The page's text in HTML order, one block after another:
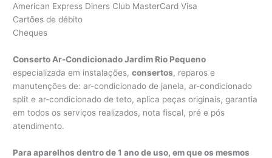
American Express Diners Club MasterCard Visa
Cartões de débito
Cheques
Conserto Ar-Condicionado Jardim Rio Pequeno
especializada em instalações,consertos, reparos e
manutenções de: ar-condicionado de janela, ar-condicionado
split e ar-condicionado de teto, aplica peças originais, garantia
em todos os serviços realizados, nota fiscal, pré e pós
atendimento.
Para aparelhos dentro de 1 ano de uso, em que os mesmos